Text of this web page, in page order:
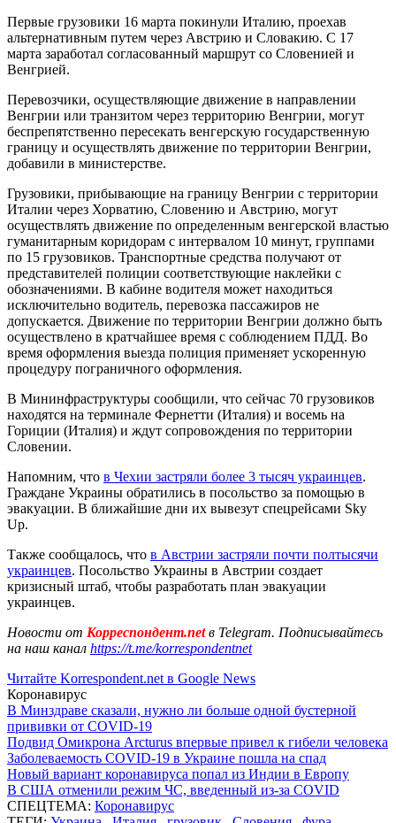
Первые грузовики 16 марта покинули Италию, проехав
альтернативным путем через Австрию и Словакию. С 17
марта заработал согласованный маршрут со Словенией и
Венгрией.
Перевозчики, осуществляющие движение в направлении
Венгрии или транзитом через территорию Венгрии, могут
беспрепятственно пересекать венгерскую государственную
границу и осуществлять движение по территории Венгрии,
добавили в министерстве.
Грузовики, прибывающие на границу Венгрии с территории
Италии через Хорватию, Словению и Австрию, могут
осуществлять движение по определенным венгерской властью
гуманитарным коридорам с интервалом 10 минут, группами
по 15 грузовиков. Транспортные средства получают от
представителей полиции соответствующие наклейки с
обозначениями. В кабине водителя может находиться
исключительно водитель, перевозка пассажиров не
допускается. Движение по территории Венгрии должно быть
осуществлено в кратчайшее время с соблюдением ПДД. Во
время оформления выезда полиция применяет ускоренную
процедуру пограничного оформления.
В Мининфраструктуры сообщили, что сейчас 70 грузовиков
находятся на терминале Фернетти (Италия) и восемь на
Гориции (Италия) и ждут сопровождения по территории
Словении.
Напомним, что в Чехии застряли более 3 тысяч украинцев.
Граждане Украины обратились в посольство за помощью в
эвакуации. В ближайшие дни их вывезут спецрейсами Sky
Up.
Также сообщалось, что в Австрии застряли почти полтысячи
украинцев. Посольство Украины в Австрии создает
кризисный штаб, чтобы разработать план эвакуации
украинцев.
Новости от Корреспондент.netв Telegram. Подписывайтесь
на наш канал https://t.me/korrespondentnet
Читайте Korrespondent.net в Google News
Коронавирус
В Минздраве сказали, нужно ли больше одной бустерной
прививки от COVID-19
Подвид Омикрона Arcturus впервые привел к гибели человека
Заболеваемость COVID-19 в Украине пошла на спад
Новый вариант коронавируса попал из Индии в Европу
В США отменили режим ЧС, введенный из-за COVID
СПЕЦТЕМА: Коронавирус